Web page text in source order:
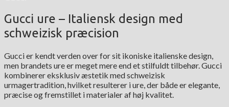
Gucci ure – Italiensk design med
schweizisk præcision
Gucci er kendt verden over for sit ikoniske italienske design,
men brandets ure er meget mere end et stilfuldt tilbehør. Gucci
kombinerer eksklusiv æstetik med schweizisk
urmagertradition, hvilket resulterer i ure, der både er elegante,
præcise og fremstillet i materialer af høj kvalitet.